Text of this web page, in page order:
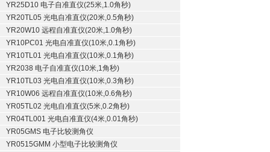
YR25D10 电子自准直仪(25米,1.0角秒)
YR20TL05 光电自准直仪(20米,0.5角秒)
YR20W10 远程自准直仪(20米,1.0角秒)
YR10PC01 光电自准直仪(10米,0.1角秒)
YR10TL01 光电自准直仪(10米,0.1角秒)
YR2038 电子自准直仪(10米,1角秒)
YR10TL03 光电自准直仪(10米,0.3角秒)
YR10W06 远程自准直仪(10米,0.6角秒)
YR05TL02 光电自准直仪(5米,0.2角秒)
YR04TL001 光电自准直仪(4米,0.01角秒)
YR05GMS 电子比较测角仪
YR0515GMM 小型电子比较测角仪